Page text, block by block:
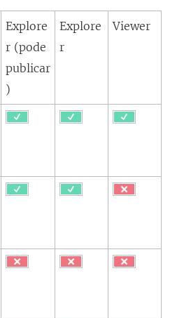
Explore
r (pode
publicar
)
Explore
r
Viewer